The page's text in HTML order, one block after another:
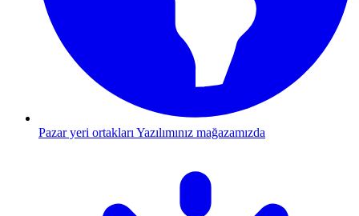
Pazar yeri ortakları Yazılımınız mağazamızda